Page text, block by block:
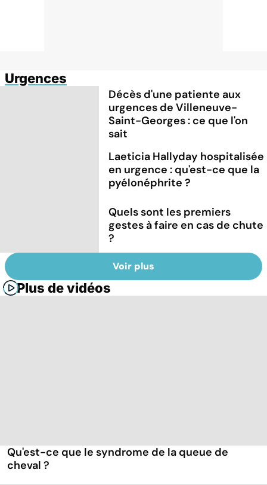
Urgences
Décès d'une patiente aux
urgences de Villeneuve-
Saint-Georges : ce que l'on
sait
Laeticia Hallyday hospitalisée
en urgence : qu'est-ce que la
pyélonéphrite ?
Quels sont les premiers
gestes à faire en cas de chute
?
Voir plus
Plus de vidéos
Qu'est-ce que le syndrome de la queue de
cheval ?